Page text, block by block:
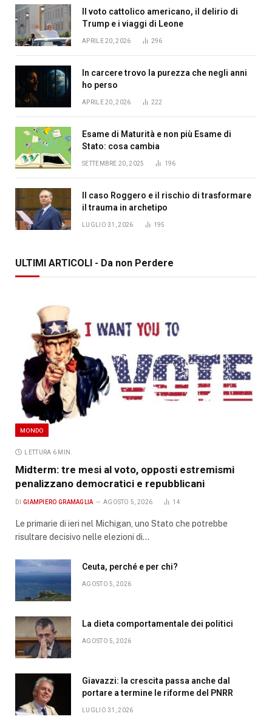
Il voto cattolico americano, il delirio di
Trump e i viaggi di Leone
APRILE 20, 2026 296
In carcere trovo la purezza che negli anni
ho perso
APRILE 20, 2026 222
Esame di Maturità e non più Esame di
Stato: cosa cambia
SETTEMBRE 20, 2025 196
Il caso Roggero e il rischio di trasformare
il trauma in archetipo
LUGLIO 31, 2026 195
ULTIMI ARTICOLI - Da non Perdere
MONDO
LETTURA 6 MIN.
Midterm: tre mesi al voto, opposti estremismi
penalizzano democratici e repubblicani
DI GIAMPIERO GRAMAGLIA AGOSTO 5, 2026 14
Le primarie di ieri nel Michigan, uno Stato che potrebbe
risultare decisivo nelle elezioni di…
Ceuta, perché e per chi?
AGOSTO 5, 2026
La dieta comportamentale dei politici
AGOSTO 5, 2026
Giavazzi: la crescita passa anche dal
portare a termine le riforme del PNRR
LUGLIO 31, 2026